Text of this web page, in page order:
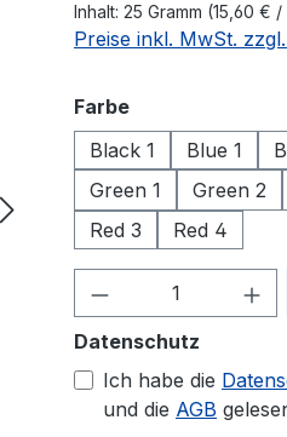
Inhalt: 25 Gramm (15,60 € /
Preise inkl. MwSt.
Farbeauswählen
Black 1
Blue 1
Green 1
Green 2
Red 3
Red 4
Produkt
Datenschutz
Ich habe die
und die AGB